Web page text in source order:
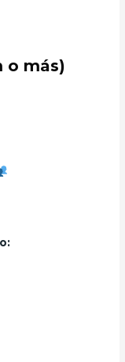
o más)